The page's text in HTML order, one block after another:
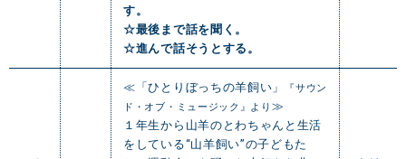
す。
☆最後まで話を聞く。
☆進んで話そうとする。
≪「ひとりぼっちの羊飼い」
『サウン
ド・オブ・ミュージック』より ≫
１年生から山羊のとわちゃんと生活
をしている“山羊飼い”の子どもた